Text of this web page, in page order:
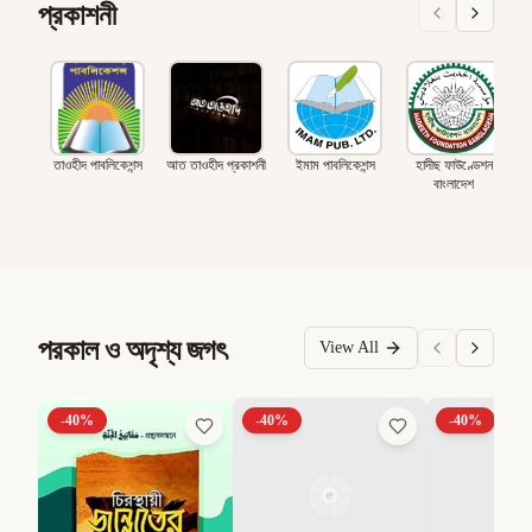
প্রকাশনী
তাওহীদ পাবলিকেশন্স আত তাওহীদ প্রকাশনী ইমাম পাবলিকেশন্স
হাদীছ ফাউণ্ডেশন
বাংলাদেশ
পরকাল ও অদৃশ্য জগৎ View All
-40% -40% -40%